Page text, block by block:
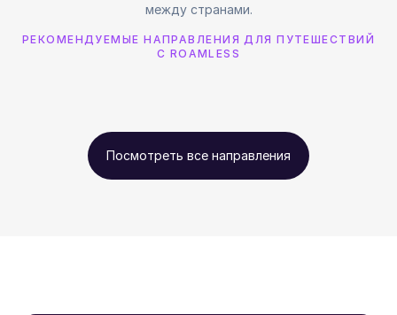
между странами.
РЕКОМЕНДУЕМЫЕ НАПРАВЛЕНИЯ ДЛЯ ПУТЕШЕСТВИЙ
С ROAMLESS
Посмотреть все направления